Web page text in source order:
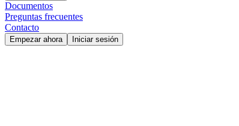
Documentos
Preguntas frecuentes
Contacto
Empezar ahora Iniciar sesión